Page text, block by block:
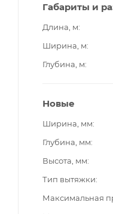
Габариты и
Длина, м
Ширина, м
Глубина, м
Новые
Ширина, мм
Глубина, мм
Высота, мм
Тип вытяжки
Максимальная